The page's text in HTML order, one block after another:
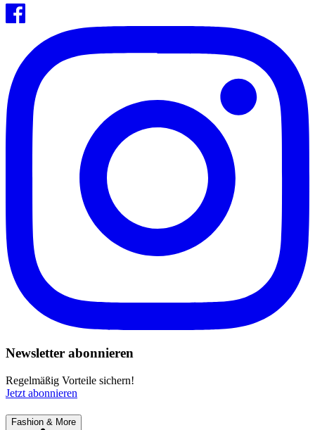
Newsletter abonnieren
Regelmäßig Vorteile sichern!
Jetzt abonnieren
Fashion & More